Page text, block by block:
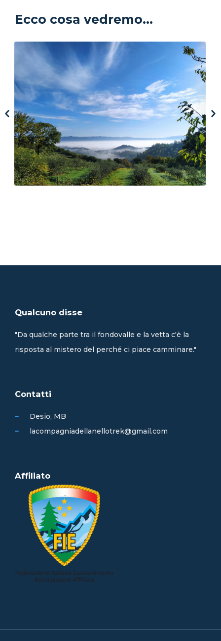
Ecco cosa vedremo...
Qualcuno disse
"Da qualche parte tra il fondovalle e la vetta c'è la
risposta al mistero del perché ci piace camminare."
Contatti
Desio, MB
lacompagniadellanellotrek@gmail.com
Affiliato